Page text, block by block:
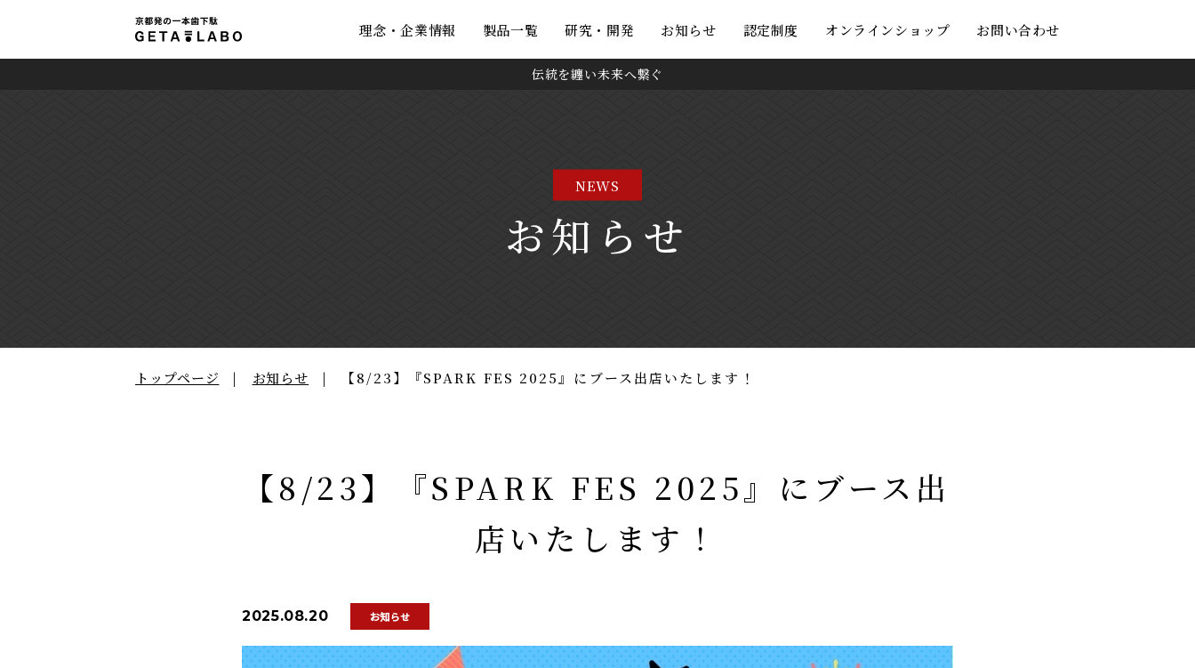
理念・企業情報 製品一覧 研究・開発 お知らせ 認定制度 オンラインショップ お問い合わせ
伝統を纏い未来へ繋ぐ
NEWS
お知らせ
トップページ お知らせ 【8/23】『SPARK FES 2025』にブース出店いたします！
【8/23】『SPARK FES 2025』にブース出
店いたします！
2025.08.20 お知らせ